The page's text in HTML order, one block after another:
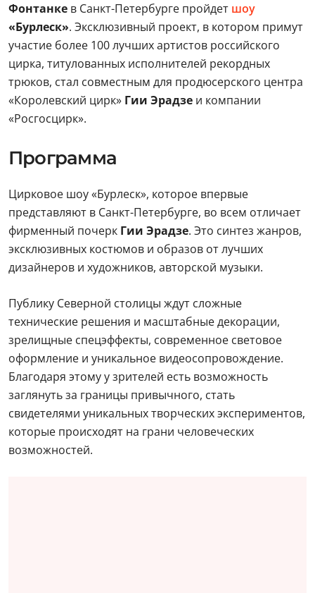
Фонтанке в Санкт-Петербурге пройдет шоу
«Бурлеск». Эксклюзивный проект, в котором примут
участие более 100 лучших артистов российского
цирка, титулованных исполнителей рекордных
трюков, стал совместным для продюсерского центра
«Королевский цирк» Гии Эрадзе и компании
«Росгосцирк».
Программа
Цирковое шоу «Бурлеск», которое впервые
представляют в Санкт-Петербурге, во всем отличает
фирменный почерк Гии Эрадзе. Это синтез жанров,
эксклюзивных костюмов и образов от лучших
дизайнеров и художников, авторской музыки.
Публику Северной столицы ждут сложные
технические решения и масштабные декорации,
зрелищные спецэффекты, современное световое
оформление и уникальное видеосопровождение.
Благодаря этому у зрителей есть возможность
заглянуть за границы привычного, стать
свидетелями уникальных творческих экспериментов,
которые происходят на грани человеческих
возможностей.